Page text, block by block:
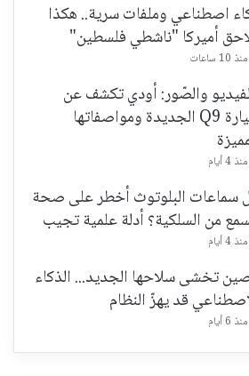
اصطناعي وملفات سرية.. هكذا
أميركا "ناشطي فلسطين"
منذ 10 ساعات
والصّور: أودي تكشف عن
سيارة Q9 الجديدة ومواصفاتها
منذ 4 أيام
سماعات البلوتوث أخطر على صحة
من السلكية؟ أدلة علمية تجيب
منذ 4 أيام
تخشى سلاحها الجديد... الذكاء
قد يهزّ النظام
منذ 6 أيام